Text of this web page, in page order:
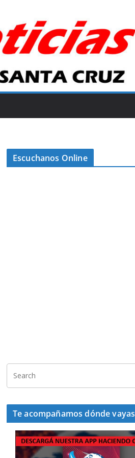
Escuchanos Online
Te acompañamos dónde vayas